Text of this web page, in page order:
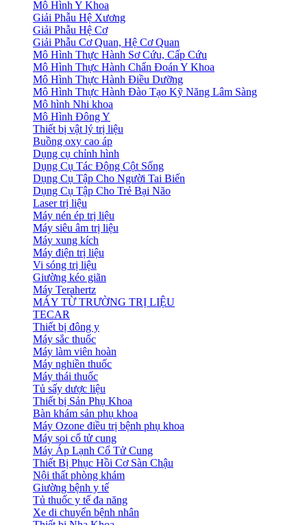
Mô Hình Y Khoa
Giải Phẫu Hệ Xương
Giải Phẫu Hệ Cơ
Giải Phẫu Cơ Quan, Hệ Cơ Quan
Mô Hình Thực Hành Sơ Cứu, Cấp Cứu
Mô Hình Thực Hành Chẩn Đoán Y Khoa
Mô Hình Thực Hành Điều Dưỡng
Mô Hình Thực Hành Đào Tạo Kỹ Năng Lâm Sàng
Mô hình Nhi khoa
Mô Hình Đông Y
Thiết bị vật lý trị liệu
Buồng oxy cao áp
Dụng cụ chỉnh hình
Dụng Cụ Tác Động Cột Sống
Dụng Cụ Tập Cho Người Tai Biến
Dụng Cụ Tập Cho Trẻ Bại Não
Laser trị liệu
Máy nén ép trị liệu
Máy siêu âm trị liệu
Máy xung kích
Máy điện trị liệu
Vi sóng trị liệu
Giường kéo giãn
Máy Terahertz
MÁY TỪ TRƯỜNG TRỊ LIỆU
TECAR
Thiết bị đông y
Máy sắc thuốc
Máy làm viên hoàn
Máy nghiền thuốc
Máy thái thuốc
Tủ sấy dược liệu
Thiết bị Sản Phụ Khoa
Bàn khám sản phụ khoa
Máy Ozone điều trị bệnh phụ khoa
Máy soi cổ tử cung
Máy Áp Lạnh Cổ Tử Cung
Thiết Bị Phục Hồi Cơ Sàn Chậu
Nội thất phòng khám
Giường bệnh y tế
Tủ thuốc y tế đa năng
Xe di chuyển bệnh nhân